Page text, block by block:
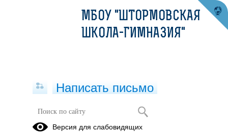
Семинар "Учитель искусства 21 в."
МБОУ "ШТОРМОВСКАЯ
ШКОЛА-ГИМНАЗИЯ"
Написать письмо
Версия для слабовидящих